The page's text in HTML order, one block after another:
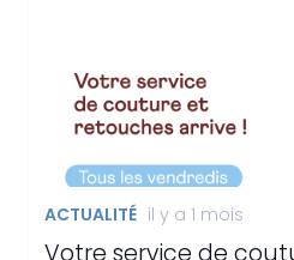
ACTUALITÉ il y a 1 mois